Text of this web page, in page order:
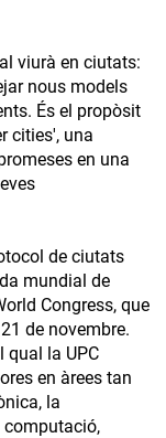
viurà en ciutats:
nous models
És el propòsit
cities', una
en una
de ciutats
mundial de
Congress, que
de novembre.
qual la UPC
en àrees tan
la